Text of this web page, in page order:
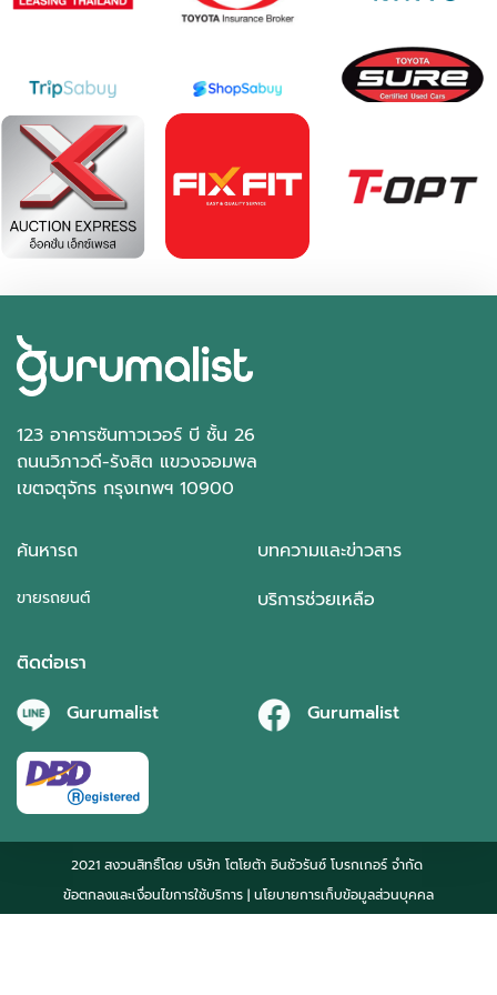
123 อาคารซันทาวเวอร์ บี ชั้น 26
ถนนวิภาวดี-รังสิต แขวงจอมพล
เขตจตุจักร กรุงเทพฯ 10900
ค้นหารถ บทความและข่าวสาร
ขายรถยนต์ บริการช่วยเหลือ
ติดต่อเรา
Gurumalist
Gurumalist
2021 สงวนสิทธิ์โดย บริษัท โตโยต้า อินชัวรันซ์ โบรกเกอร์ จำกัด
ข้อตกลงและเงื่อนไขการใช้บริการ | นโยบายการเก็บข้อมูลส่วนบุคคล